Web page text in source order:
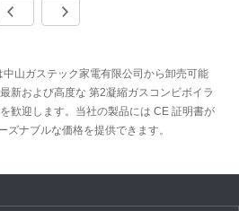
山ガステック家電有限公司から卸売可能
新および高度な 第2凝縮ガスコンビボイラ
歓迎します。当社の製品には CE 証明書が
ズナブルな価格を提供できます。